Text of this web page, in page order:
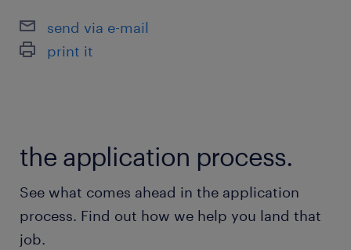
保険
土曜日 日曜日 祝日
給与
年収500 ～ 1,000万円
send via e-mail
print it
the application process.
See what comes ahead in the application
process. Find out how we help you land that
job.